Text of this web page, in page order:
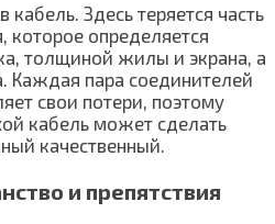
кабель. Здесь теряется часть
которое определяется
толщиной жилы и экрана, а
Каждая пара соединителей
свои потери, поэтому
кабель может сделать
качественный.
и препятствия